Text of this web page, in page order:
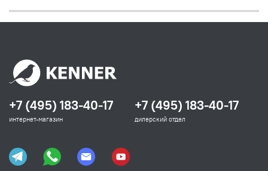
+7 (495) 183-40-17
интернет-магазин
+7 (495) 183-40-17
дилерский отдел